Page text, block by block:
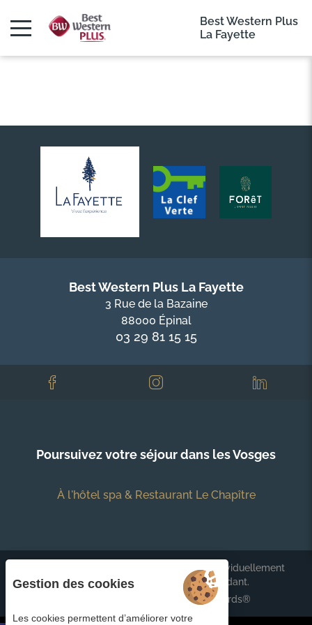
Best Western Plus
La Fayette
Best Western Plus La Fayette
3 Rue de la Bazaine
88000 Épinal
03 29 81 15 15
Poursuivez votre séjour dans les Vosges
À l'hôtel spa & Restaurant Le Chapître
Chaque établissement BWH Hotels est individuellement
exploité par un propriétaire indépendant.
Best Western Rewards®
Gestion des cookies
Les cookies permettent d’améliorer votre